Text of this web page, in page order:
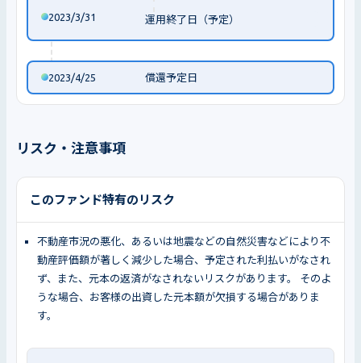
2023/3/31 運用終了日（予定）
2023/4/25 償還予定日
リスク・注意事項
このファンド特有のリスク
不動産市況の悪化、あるいは地震などの自然災害などにより不
動産評価額が著しく減少した場合、予定された利払いがなされ
ず、また、元本の返済がなされないリスクがあります。 そのよ
うな場合、お客様の出資した元本額が欠損する場合がありま
す。